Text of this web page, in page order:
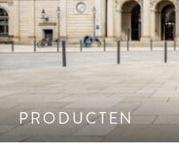
PRODUCTEN
Voor architecten en